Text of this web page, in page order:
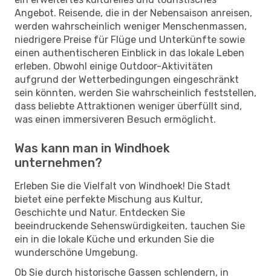
Angebot. Reisende, die in der Nebensaison anreisen,
werden wahrscheinlich weniger Menschenmassen,
niedrigere Preise für Flüge und Unterkünfte sowie
einen authentischeren Einblick in das lokale Leben
erleben. Obwohl einige Outdoor-Aktivitäten
aufgrund der Wetterbedingungen eingeschränkt
sein könnten, werden Sie wahrscheinlich feststellen,
dass beliebte Attraktionen weniger überfüllt sind,
was einen immersiveren Besuch ermöglicht.
Was kann man in Windhoek
unternehmen?
Erleben Sie die Vielfalt von Windhoek! Die Stadt
bietet eine perfekte Mischung aus Kultur,
Geschichte und Natur. Entdecken Sie
beeindruckende Sehenswürdigkeiten, tauchen Sie
ein in die lokale Küche und erkunden Sie die
wunderschöne Umgebung.
Ob Sie durch historische Gassen schlendern, in